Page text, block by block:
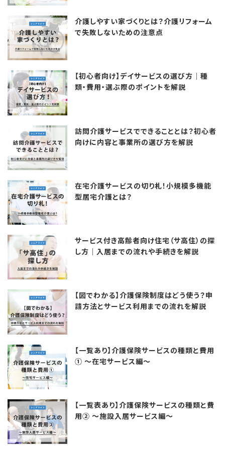
介護しやすい家づくりとは？介護リフォーム
で失敗しないための注意点
【初心者向け】デイサービスの選び方｜種
類・費用・選ぶ際のポイントを解説
訪問介護サービスでできることとは？初心者
向けに内容と事業所の選び方を解説
在宅介護サービスの切り札！小規模多機能
型居宅介護とは？
サービス付き高齢者向け住宅（サ高住）の探
し方｜入居までの流れや手続きを解説
【図でわかる】介護保険制度はどう使う？申
請方法とサービス利用までの流れを解説
【一覧あり】介護保険サービスの種類と費用
① ～在宅サービス編～
【一覧表あり】介護保険サービスの種類と費
用② ～施設入居サービス編～